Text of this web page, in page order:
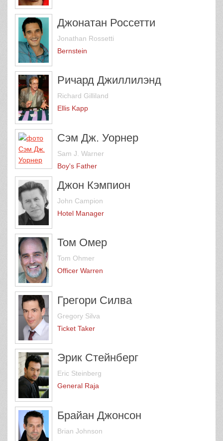
Джонатан Россетти
Jonathan Rossetti
Bernstein
Ричард Джиллилэнд
Richard Gilliland
Ellis Kapp
Сэм Дж. Уорнер
Sam J. Warner
Boy's Father
Джон Кэмпион
John Campion
Hotel Manager
Том Омер
Tom Ohmer
Officer Warren
Грегори Силва
Gregory Silva
Ticket Taker
Эрик Стейнберг
Eric Steinberg
General Raja
Брайан Джонсон
Brian Johnson